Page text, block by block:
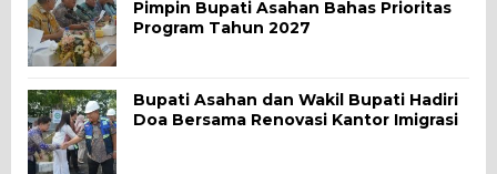
Pimpin Bupati Asahan Bahas Prioritas
Program Tahun 2027
Bupati Asahan dan Wakil Bupati Hadiri
Doa Bersama Renovasi Kantor Imigrasi